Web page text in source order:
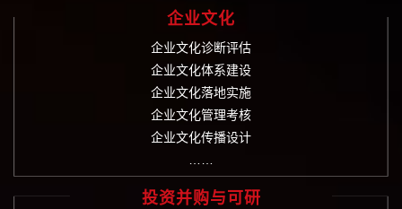
企业文化
企业文化诊断评估
企业文化体系建设
企业文化落地实施
企业文化管理考核
企业文化传播设计
……
投资并购与可研